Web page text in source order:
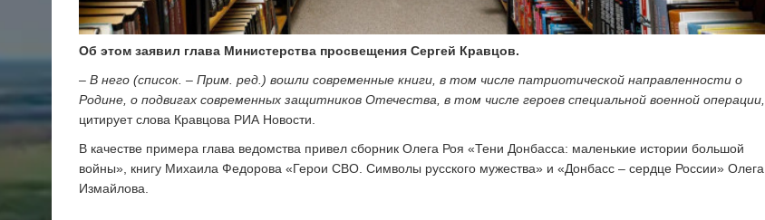
Об этом заявил глава Министерства просвещения Сергей Кравцов.
– В него (список. – Прим. ред.) вошли современные книги, в том числе патриотической направленности о
Родине, о подвигах современных защитников Отечества, в том числе героев специальной военной операции,
цитирует слова Кравцова РИА Новости.
В качестве примера глава ведомства привел сборник Олега Роя «Тени Донбасса: маленькие истории большой
войны», книгу Михаила Федорова «Герои СВО. Символы русского мужества» и «Донбасс – сердце России» Олега
Измайлова.